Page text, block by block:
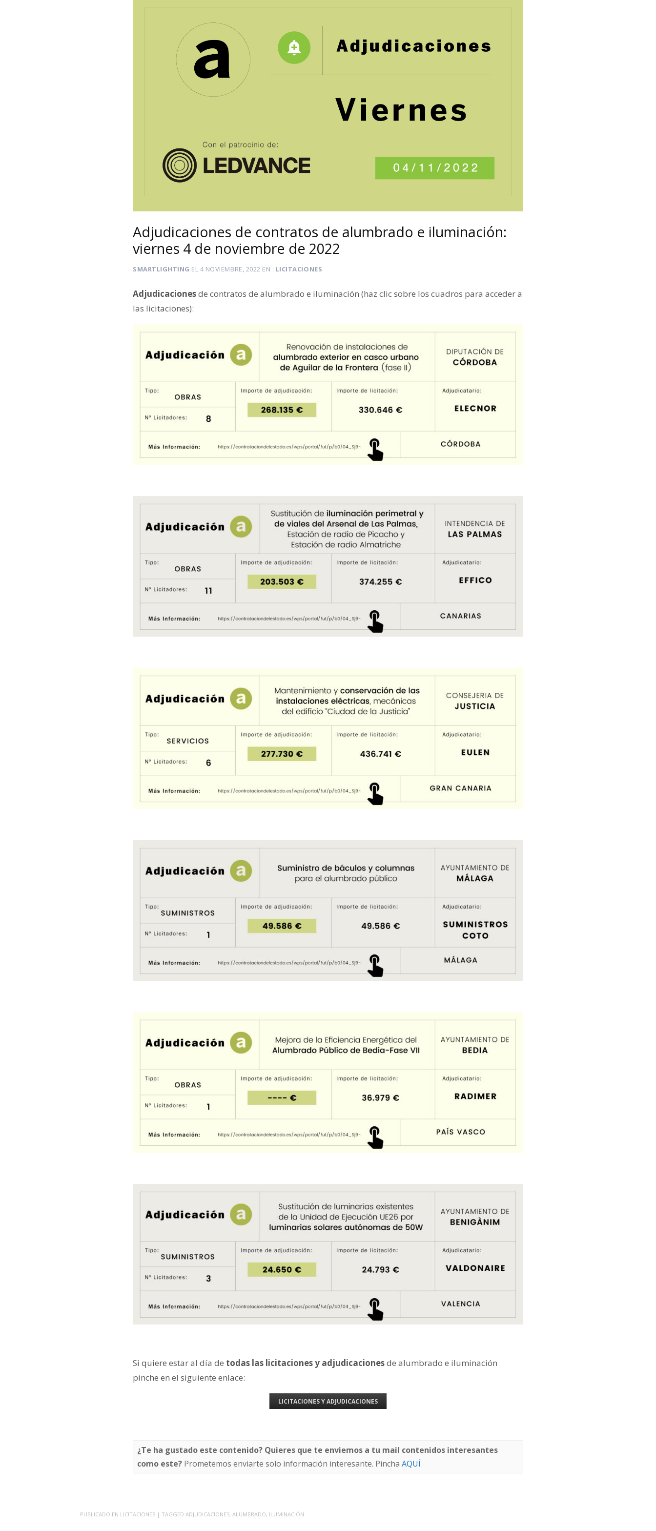
Adjudicaciones de contratos de alumbrado e iluminación:
viernes 4 de noviembre de 2022
SMARTLIGHTING EL 4 NOVIEMBRE, 2022 EN LICITACIONES
Adjudicacionesde contratos de alumbrado e iluminación (haz clic sobre los cuadros para acceder a
las licitaciones):
Si quiere estar al día de todas las licitaciones y adjudicacionesde alumbrado e iluminación
pinche en el siguiente enlace:
LICITACIONES Y ADJUDICACIONES
¿Te ha gustado este contenido? Quieres que te enviemos a tu mail contenidos interesantes
como este? Prometemos enviarte solo información interesante. Pincha AQUÍ
PUBLICADO EN LICITACIONES | TAGGED ADJUDICACIONES, ALUMBRADO, ILUMINACIÓN